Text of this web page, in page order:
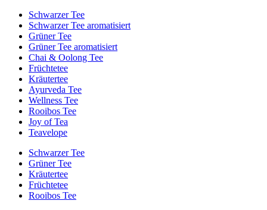
Schwarzer Tee
Schwarzer Tee aromatisiert
Grüner Tee
Grüner Tee aromatisiert
Chai & Oolong Tee
Früchtetee
Kräutertee
Ayurveda Tee
Wellness Tee
Rooibos Tee
Joy of Tea
Teavelope
Schwarzer Tee
Grüner Tee
Kräutertee
Früchtetee
Rooibos Tee